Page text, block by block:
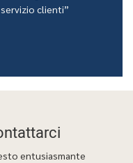
clienti”
entusiasmante